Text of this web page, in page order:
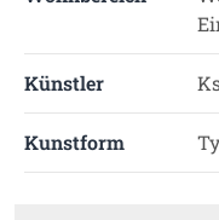
Künstler
Kunstform